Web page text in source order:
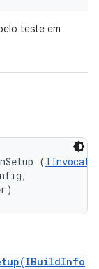
teste em
(